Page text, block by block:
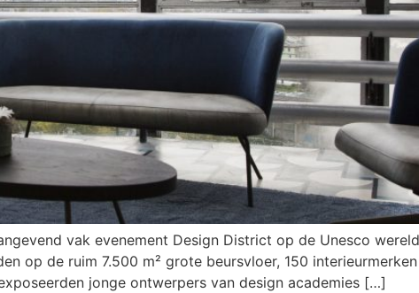
vak evenement Design District op de Unesco
op de ruim 7.500 m² grote beursvloer, 150
jonge ontwerpers van design academies […]